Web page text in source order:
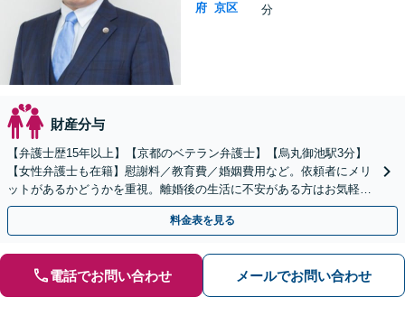
府 京区
分
財産分与
【弁護士歴15年以上】【京都のベテラン弁護士】【烏丸御池駅3分】
【女性弁護士も在籍】慰謝料／教育費／婚姻費用など。依頼者にメリ
ットがあるかどうかを重視。離婚後の生活に不安がある方はお気軽に
ご相談ください【完全個室あり】【初回相談30分無料】
料金表を見る
電話でお問い合わせ メールでお問い合わせ